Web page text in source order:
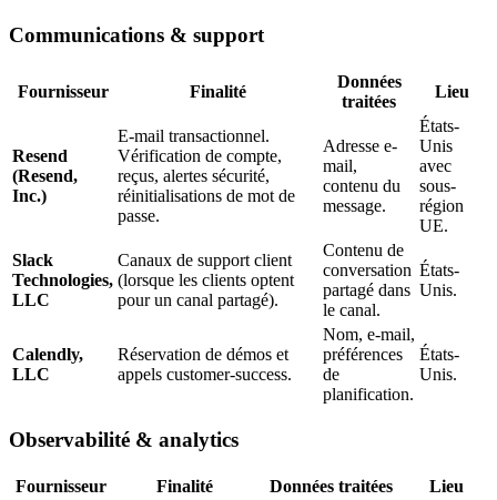
Communications & support
Fournisseur Finalité
Données
traitées
Lieu
Resend
(Resend,
Inc.)
E-mail transactionnel.
Vérification de compte,
reçus, alertes sécurité,
réinitialisations de mot de
passe.
Adresse e-
mail,
contenu du
message.
États-
Unis
avec
sous-
région
UE.
Slack
Technologies,
LLC
Canaux de support client
(lorsque les clients optent
pour un canal partagé).
Contenu de
conversation
partagé dans
le canal.
États-
Unis.
Calendly,
LLC
Réservation de démos et
appels customer-success.
Nom, e-mail,
préférences
de
planification.
États-
Unis.
Observabilité & analytics
Fournisseur Finalité Données traitées Lieu